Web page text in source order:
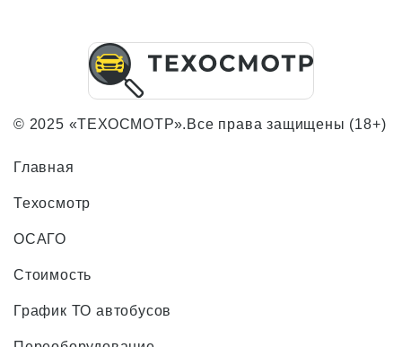
© 2025 «ТЕХОСМОТР».Все права защищены (18+)
Главная
Техосмотр
ОСАГО
Стоимость
График ТО автобусов